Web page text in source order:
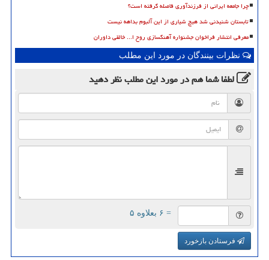
چرا جامعه ایرانی از فرزندآوری فاصله گرفته است؟
تابستان شنیدنی شد هیچ شیاری از این آلبوم بداهه نیست
معرفی انتشار فراخوان جشنواره آهنگسازی روح ا... خالقی داوران
نظرات بینندگان در مورد این مطلب
لطفا شما همدر مورد این مطلبنظر دهید
= ۶ بعلاوه ۵
فرستادن بازخورد